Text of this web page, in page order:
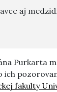
aj
Purkarta
ich
fakulty